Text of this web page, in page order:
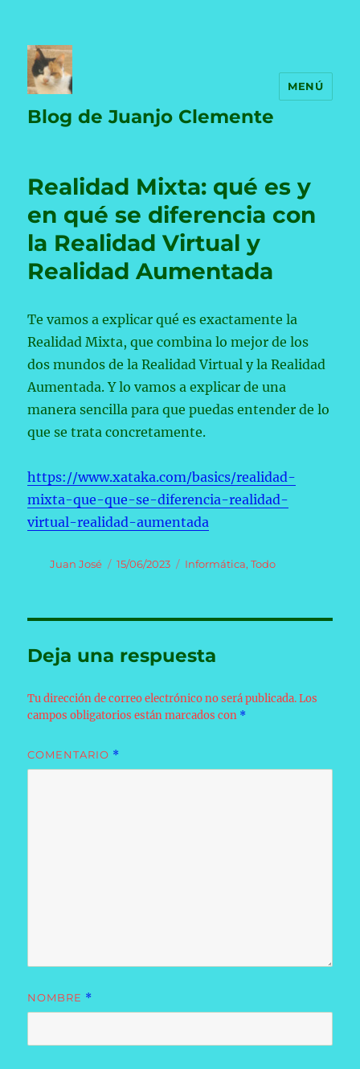
Blog de Juanjo Clemente
MENÚ
Realidad Mixta: qué es y
en qué se diferencia con
la Realidad Virtual y
Realidad Aumentada
Te vamos a explicar qué es exactamente la
Realidad Mixta, que combina lo mejor de los
dos mundos de la Realidad Virtual y la Realidad
Aumentada. Y lo vamos a explicar de una
manera sencilla para que puedas entender de lo
que se trata concretamente.
https://www.xataka.com/basics/realidad-
mixta-que-que-se-diferencia-realidad-
virtual-realidad-aumentada
Autor
Juan José
Publicado
15/06/2023 Categorías
Informática,Todo
Deja una respuesta
Tu dirección de correo electrónico no será publicada. Los
campos obligatorios están marcados con *
COMENTARIO *
NOMBRE *